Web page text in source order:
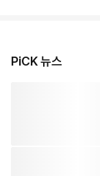
PiCK 뉴스